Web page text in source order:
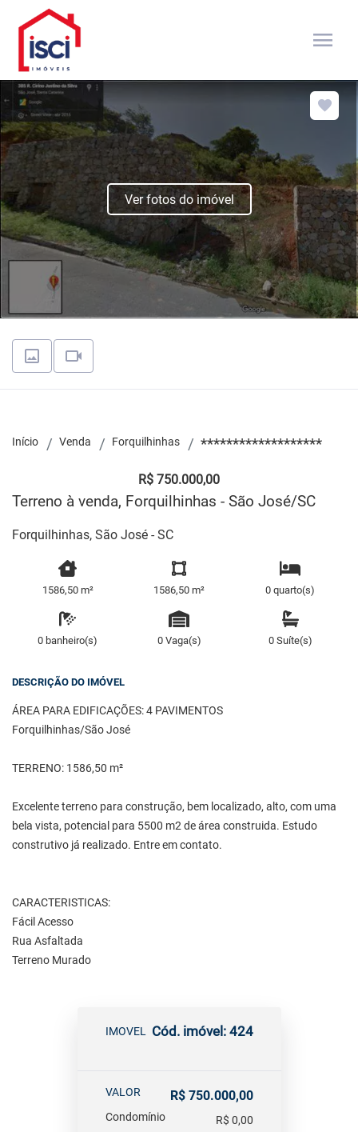
menu
Ver fotos do imóvel
Início Venda Forquilhinhas *******************
R$ 750.000,00
Terreno à venda, Forquilhinhas - São José/SC
Forquilhinhas, São José - SC
1586,50 m² 1586,50 m² 0 quarto(s)
0 banheiro(s) 0 Vaga(s) 0 Suíte(s)
DESCRIÇÃO DO IMÓVEL
ÁREA PARA EDIFICAÇÕES: 4 PAVIMENTOS
Forquilhinhas/São José
TERRENO: 1586,50 m²
Excelente terreno para construção, bem localizado, alto, com uma
bela vista, potencial para 5500 m2 de área construida. Estudo
construtivo já realizado. Entre em contato.
CARACTERISTICAS:
Fácil Acesso
Rua Asfaltada
Terreno Murado
IMOVEL Cód. imóvel: 424
VALOR R$ 750.000,00
Condomínio
R$ 0,00